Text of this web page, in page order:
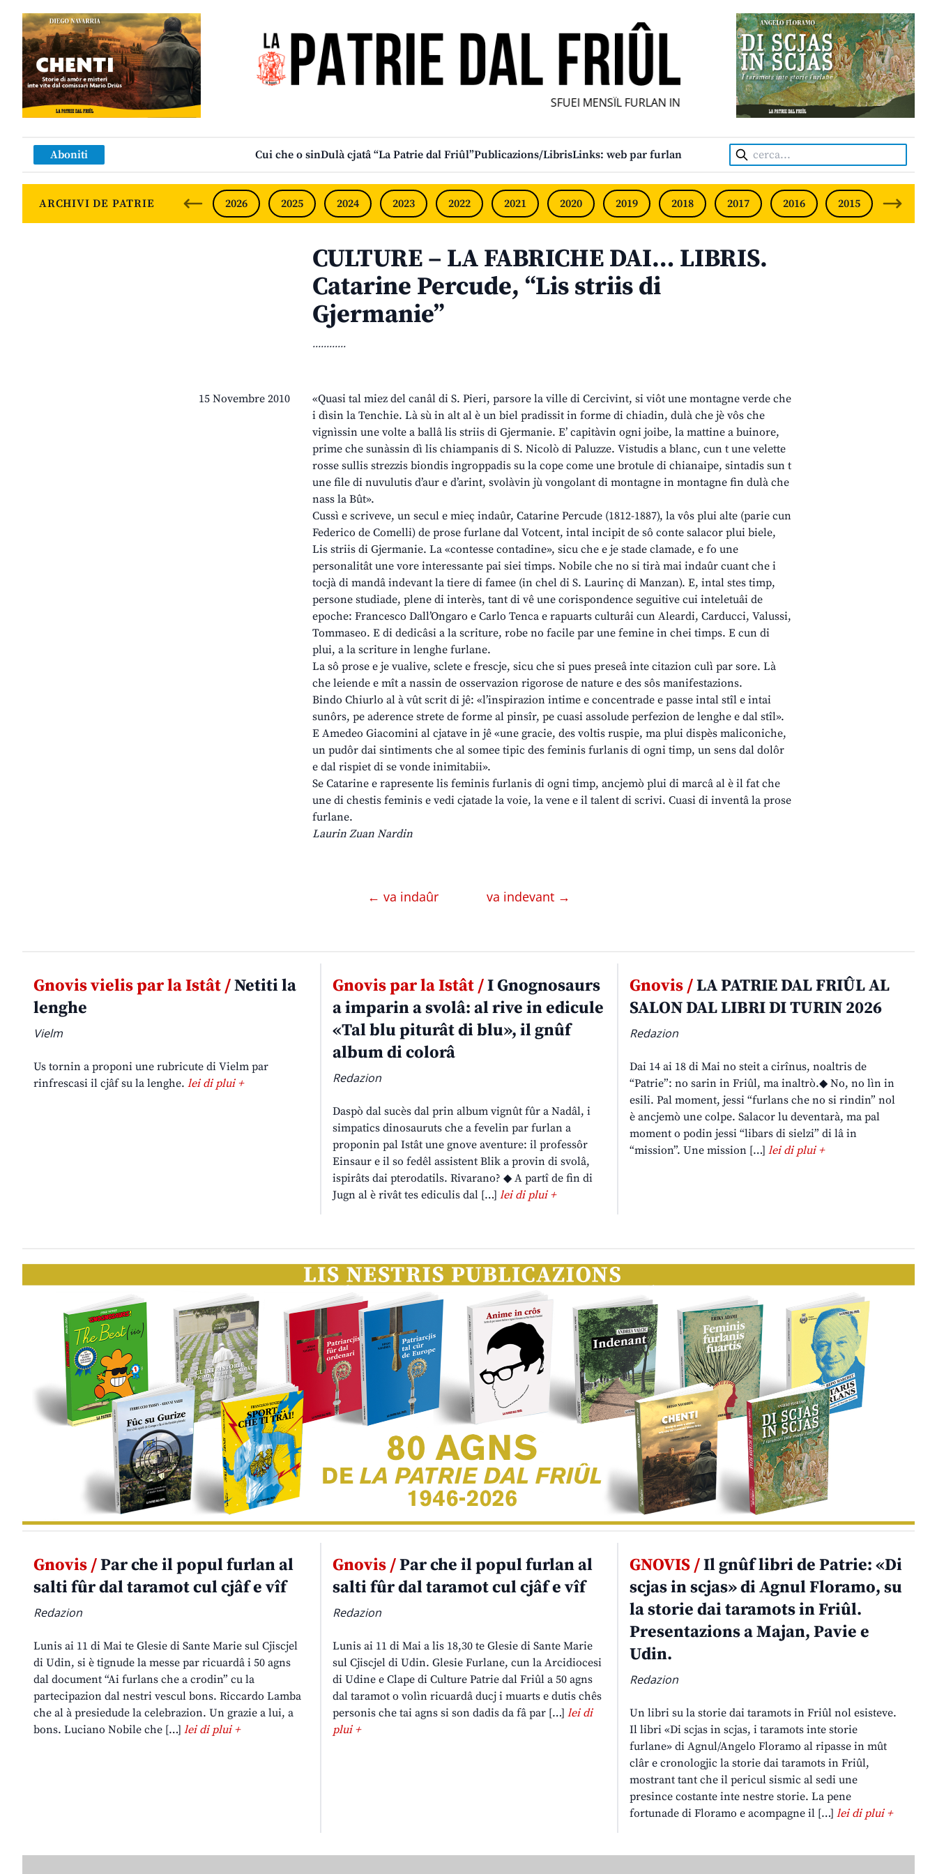
SFUEI MENSÎL FURLAN INDIPENDENT • INDEPENDENT FRIULIAN MONTHLY
Aboniti Cui che o sinDulà cjatâ “La Patrie dal Friûl”Publicazions/LibrisLinks: web par furlan Cerca:
ARCHIVI DE PATRIE 2026 2025 2024 2023 2022 2021 2020 2019 2018 2017 2016 2015 2014
CULTURE – LA FABRICHE DAI… LIBRIS.
Catarine Percude, “Lis striis di
Gjermanie”
............
15 Novembre 2010
«Quasi tal miez del canâl di S. Pieri, parsore la ville di Cercivint, si viôt une montagne verde che
i dìsin la Tenchie. Là sù in alt al è un biel pradissit in forme di chiadin, dulà che jè vôs che
vignìssin une volte a ballâ lis striis di Gjermanie. E’ capitàvin ogni joibe, la mattine a buinore,
prime che sunàssin dì lis chiampanis di S. Nicolò di Paluzze. Vistudis a blanc, cun t une velette
rosse sullis strezzis biondis ingroppadis su la cope come une brotule di chianaipe, sintadis sun t
une file di nuvulutis d’aur e d’arint, svolàvin jù vongolant di montagne in montagne fin dulà che
nass la Bût».
Cussì e scriveve, un secul e mieç indaûr, Catarine Percude (1812-1887), la vôs plui alte (parie cun
Federico de Comelli) de prose furlane dal Votcent, intal incipit de sô conte salacor plui biele,
Lis striis di Gjermanie. La «contesse contadine», sicu che e je stade clamade, e fo une
personalitât une vore interessante pai siei timps. Nobile che no si tirà mai indaûr cuant che i
tocjà di mandâ indevant la tiere di famee (in chel di S. Laurinç di Manzan). E, intal stes timp,
persone studiade, plene di interès, tant di vê une corispondence seguitive cui inteletuâi de
epoche: Francesco Dall’Ongaro e Carlo Tenca e rapuarts culturâi cun Aleardi, Carducci, Valussi,
Tommaseo. E di dedicâsi a la scriture, robe no facile par une femine in chei timps. E cun di
plui, a la scriture in lenghe furlane.
La sô prose e je vualive, sclete e frescje, sicu che si pues preseâ inte citazion culì par sore. Là
che leiende e mît a nassin de osservazion rigorose de nature e des sôs manifestazions.
Bindo Chiurlo al à vût scrit di jê: «l’inspirazion intime e concentrade e passe intal stîl e intai
sunôrs, pe aderence strete de forme al pinsîr, pe cuasi assolude perfezion de lenghe e dal stîl».
E Amedeo Giacomini al cjatave in jê «une gracie, des voltis ruspie, ma plui dispès maliconiche,
un pudôr dai sintiments che al somee tipic des feminis furlanis di ogni timp, un sens dal dolôr
e dal rispiet di se vonde inimitabii».
Se Catarine e rapresente lis feminis furlanis di ogni timp, ancjemò plui di marcâ al è il fat che
une di chestis feminis e vedi cjatade la voie, la vene e il talent di scrivi. Cuasi di inventâ la prose
furlane.
Laurin Zuan Nardin
← va indaûr va indevant →
Gnovis vielis par la Istât /Netiti la
lenghe
Vielm
Us tornin a proponi une rubricute di Vielm par
rinfrescasi il cjâf su la lenghe. lei di plui +
Gnovis par la Istât /I Gnognosaurs
a imparin a svolâ: al rive in edicule
«Tal blu piturât di blu», il gnûf
album di colorâ
Redazion
Daspò dal sucès dal prin album vignût fûr a Nadâl, i
simpatics dinosauruts che a fevelin par furlan a
proponin pal Istât une gnove aventure: il professôr
Einsaur e il so fedêl assistent Blik a provin di svolâ,
ispirâts dai pterodatils. Rivarano? ◆ A partî de fin di
Jugn al è rivât tes ediculis dal […] lei di plui +
Gnovis /LA PATRIE DAL FRIÛL AL
SALON DAL LIBRI DI TURIN 2026
Redazion
Dai 14 ai 18 di Mai no steit a cirînus, noaltris de
“Patrie”: no sarin in Friûl, ma inaltrò.◆ No, no lìn in
esili. Pal moment, jessi “furlans che no si rindin” nol
è ancjemò une colpe. Salacor lu deventarà, ma pal
moment o podin jessi “libars di sielzi” di lâ in
“mission”. Une mission […]lei di plui +
Gnovis /Par che il popul furlan al
salti fûr dal taramot cul cjâf e vîf
Redazion
Lunis ai 11 di Mai te Glesie di Sante Marie sul Cjiscjel
di Udin, si è tignude la messe par ricuardâ i 50 agns
dal document “Ai furlans che a crodin” cu la
partecipazion dal nestri vescul bons. Riccardo Lamba
che al à presiedude la celebrazion. Un grazie a lui, a
bons. Luciano Nobile che […] lei di plui +
Gnovis /Par che il popul furlan al
salti fûr dal taramot cul cjâf e vîf
Redazion
Lunis ai 11 di Mai a lis 18,30 te Glesie di Sante Marie
sul Cjiscjel di Udin. Glesie Furlane, cun la Arcidiocesi
di Udine e Clape di Culture Patrie dal Friûl a 50 agns
dal taramot o volìn ricuardâ ducj i muarts e dutis chês
personis che tai agns si son dadis da fâ par […] lei di
plui +
GNOVIS /Il gnûf libri de Patrie: «Di
scjas in scjas» di Agnul Floramo, su
la storie dai taramots in Friûl.
Presentazions a Majan, Pavie e
Udin.
Redazion
Un libri su la storie dai taramots in Friûl nol esisteve.
Il libri «Di scjas in scjas, i taramots inte storie
furlane» di Agnul/Angelo Floramo al ripasse in mût
clâr e cronologjic la storie dai taramots in Friûl,
mostrant tant che il pericul sismic al sedi une
presince costante inte nestre storie. La pene
fortunade di Floramo e acompagne il […]lei di plui +